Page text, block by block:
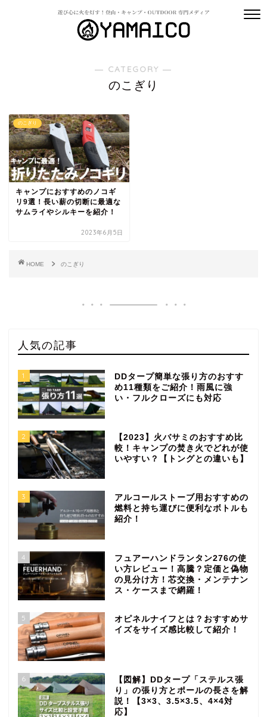
― CATEGORY ―
のこぎり
のこぎり
キャンプにおすすめのノコギ
リ9選！長い薪の切断に最適な
サムライやシルキーを紹介！
2023年6月5日
HOME のこぎり
人気の記事
1
DDタープ簡単な張り方のおすす
め11種類をご紹介！雨風に強
い・フルクローズにも対応
2
【2023】火バサミのおすすめ比
較！キャンプの焚き火でどれが使
いやすい？【トングとの違いも】
3
アルコールストーブ用おすすめの
燃料と持ち運びに便利なボトルも
紹介！
4
フュアーハンドランタン276の使
い方レビュー！高騰？定価と偽物
の見分け方！芯交換・メンテナン
ス・ケースまで網羅！
5
オピネルナイフとは？おすすめサ
イズをサイズ感比較して紹介！
6
【図解】DDタープ「ステルス張
り」の張り方とポールの長さを解
説！【3×3、3.5×3.5、4×4対
応】